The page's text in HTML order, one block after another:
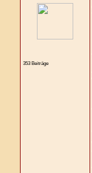
353 Beiträge